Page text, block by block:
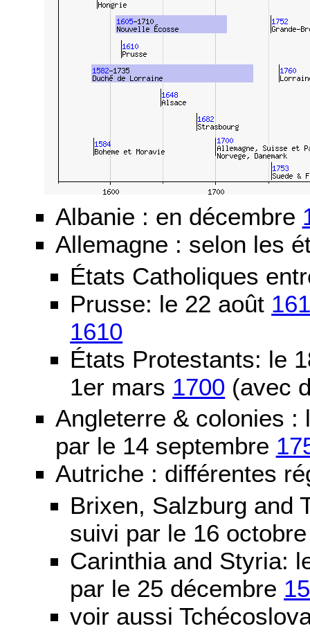
Albanie : en décembre
Allemagne : selon les
États Catholiques
Prusse: le 22 août
1610
États Protestants: le
1er mars 1700 (avec
Angleterre & colonies
par le 14 septembre
Autriche : différentes
Brixen, Salzburg and
suivi par le 16
Carinthia and Styria:
par le 25 décembre
voir aussi